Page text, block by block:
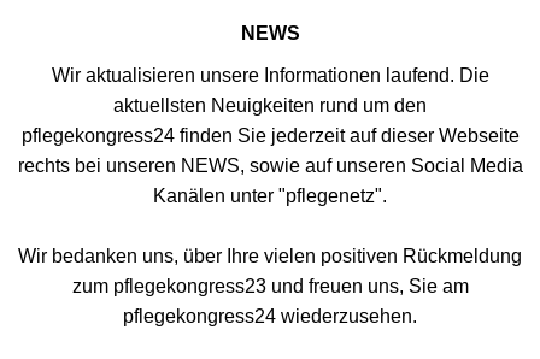
NEWS
Wir aktualisieren unsere Informationen laufend. Die
aktuellsten Neuigkeiten rund um den
pflegekongress24 finden Sie jederzeit auf dieser Webseite
rechts bei unseren NEWS, sowie auf unseren Social Media
Kanälen unter "pflegenetz".
Wir bedanken uns, über Ihre vielen positiven Rückmeldung
zum pflegekongress23 und freuen uns, Sie am
pflegekongress24 wiederzusehen.